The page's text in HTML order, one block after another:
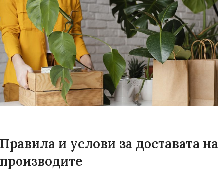
Правила и услови за доставата на
производите